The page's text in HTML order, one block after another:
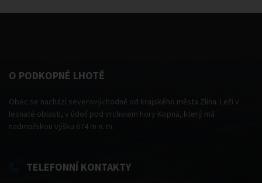
O PODKOPNÉ LHOTĚ
Obec se nachází severovýchodně od krajského města Zlína. Leží v
lesnaté oblasti, v údolí pod vrcholem hory Kopná, který má
nadmořskou výšku 674 m n. m.
TELEFONNÍ KONTAKTY